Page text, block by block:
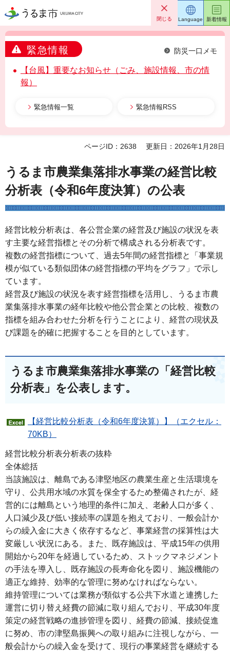
うるま市 閉じる
緊急情報 防災一口メモ
【台風】重要なお知らせ（ごみ、施設情報、市の情
報）
緊急情報一覧 緊急情報RSS
Language 新着情報
ページID：2638 更新日：2026年1月28日
うるま市農業集落排水事業の経営比較
分析表（令和6年度決算）の公表
経営比較分析表は、各公営企業の経営及び施設の状況を表
す主要な経営指標とその分析で構成される分析表です。
複数の経営指標について、過去5年間の経営指標と「事業規
模が似ている類似団体の経営指標の平均をグラフ」で示し
ています。
経営及び施設の状況を表す経営指標を活用し、うるま市農
業集落排水事業の経年比較や他公営企業との比較、複数の
指標を組み合わせた分析を行うことにより、経営の現状及
び課題を的確に把握することを目的としています。
うるま市農業集落排水事業の「経営比較
分析表」を公表します。
【経営比較分析表（令和6年度決算）】（エクセル：
70KB）
経営比較分析表分析表の抜粋
全体総括
当該施設は、離島である津堅地区の農業生産と生活環境を
守り、公共用水域の水質を保全するため整備されたが、経
営的には離島という地理的条件に加え、老齢人口が多く、
人口減少及び低い接続率の課題を抱えており、一般会計か
らの繰入金に大きく依存するなど、事業経営の採算性は大
変厳しい状況にある。また、既存施設は、平成15年の供用
開始から20年を経過しているため、ストックマネジメント
の手法を導入し、既存施設の長寿命化を図り、施設機能の
適正な維持、効率的な管理に努めなければならない。
維持管理については業務が類似する公共下水道と連携した
運営に切り替え経費の節減に取り組んでおり、平成30年度
策定の経営戦略の進捗管理を図り、経費の節減、接続促進
に努め、市の津堅島振興への取り組みに注視しながら、一
般会計からの繰入金を受けて、現行の事業経営を継続する